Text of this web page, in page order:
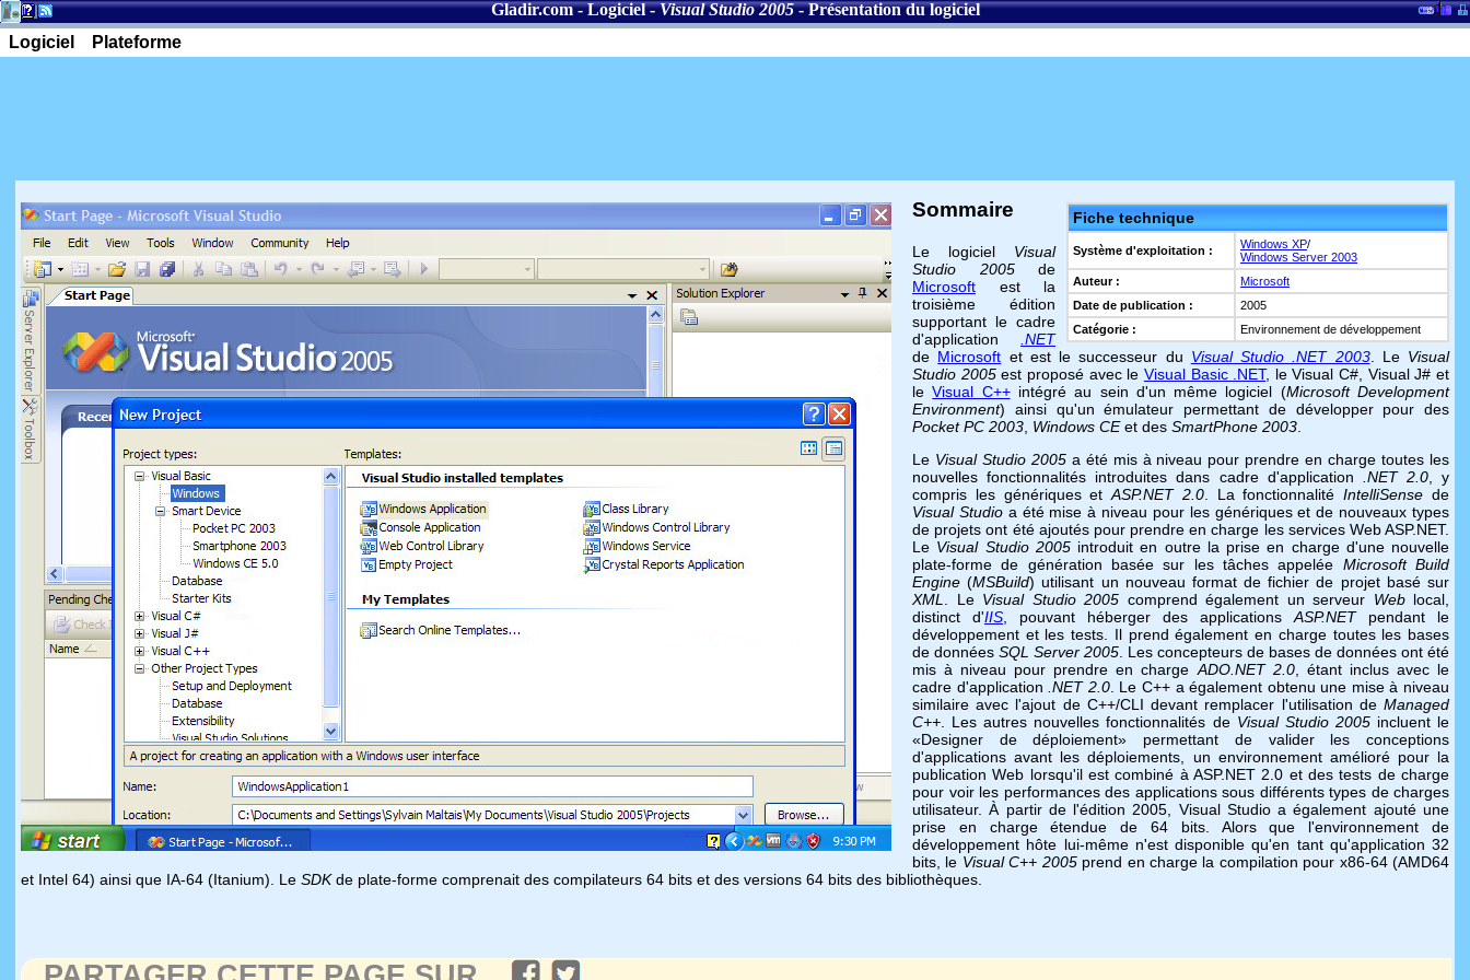
Gladir.com-Logiciel-Visual Studio 2005-Présentation du logiciel
Logiciel
Plateforme
Fiche technique
Système d'exploitation : Windows XP/
Windows Server 2003
Auteur :
Microsoft
Date de publication :
2005
Catégorie :
Environnement de développement
Sommaire
Le logiciel Visual
Studio 2005de
Microsoft est la
troisième édition
supportant le cadre
d'application
.NET
de Microsoft et est le successeur du Visual Studio .NET 2003. Le Visual
Studio 2005est proposé avec le Visual Basic .NET, le Visual C#, Visual J# et
leVisual C++intégré au sein d'un même logiciel (Microsoft Development
Environment) ainsi qu'un émulateur permettant de développer pour des
Pocket PC 2003 Windows CEet des SmartPhone 2003
Le Visual Studio 2005a été mis à niveau pour prendre en charge toutes les
nouvelles fonctionnalités introduites dans cadre d'application
.NET 2.0, y
compris les génériques etASP.NET 2.0. La fonctionnalitéIntelliSense de
Visual Studioa été mise à niveau pour les génériques et de nouveaux types
de projets ont été ajoutés pour prendre en charge les services Web ASP.NET.
Le Visual Studio 2005introduit en outre la prise en charge d'une nouvelle
plate-forme de génération basée sur les tâches appelée Microsoft Build
Engine (MSBuild) utilisant un nouveau format de fichier de projet basé sur
XML
. Le Visual Studio 2005 comprend également un serveur Weblocal,
distinct d'IIS , pouvant héberger des applications ASP.NETpendant le
développement et les tests. Il prend également en charge toutes les bases
de données SQL Server 2005 . Les concepteurs de bases de données ont été
mis à niveau pour prendre en charge ADO.NET 2.0, étant inclus avec le
cadre d'application .NET 2.0. Le C++ a également obtenu une mise à niveau
similaire avec l'ajout de C++/CLI devant remplacer l'utilisation de Managed
C++ . Les autres nouvelles fonctionnalités de Visual Studio 2005incluent le
«Designer de déploiement» permettant de valider les conceptions
d'applications avant les déploiements, un environnement amélioré pour la
publication Web lorsqu'il est combiné à ASP.NET 2.0 et des tests de charge
pour voir les performances des applications sous différents types de charges
utilisateur. À partir de l'édition 2005, Visual Studio a également ajouté une
prise en charge étendue de 64 bits. Alors que l'environnement de
développement hôte lui-même n'est disponible qu'en tant qu'application 32
bits, le Visual C++ 2005prend en charge la compilation pour x86-64 (AMD64
et Intel 64) ainsi que IA-64 (Itanium). Le SDKde plate-forme comprenait des compilateurs 64 bits et des versions 64 bits des bibliothèques.